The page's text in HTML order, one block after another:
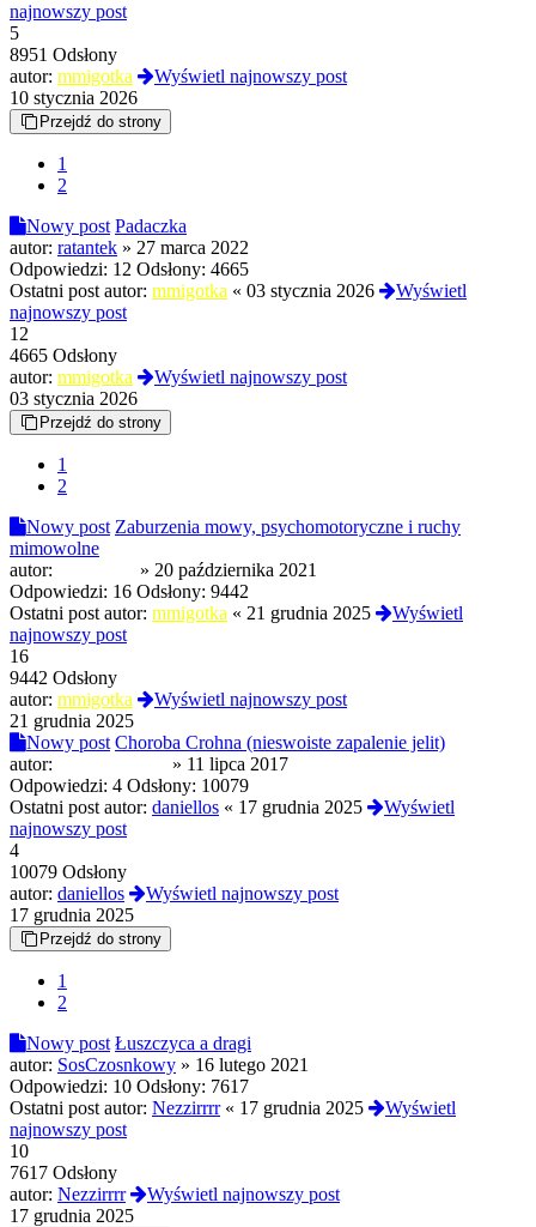
najnowszy post
5
8951 Odsłony
autor: mmigotka
Wyświetl najnowszy post
10 stycznia 2026
Przejdź do strony
1
2
Nowy post Padaczka
autor: ratantek » 27 marca 2022
Odpowiedzi: 12 Odsłony: 4665
Ostatni post autor: mmigotka « 03 stycznia 2026
Wyświetl
najnowszy post
12
4665 Odsłony
autor: mmigotka
Wyświetl najnowszy post
03 stycznia 2026
Przejdź do strony
1
2
Nowy post Zaburzenia mowy, psychomotoryczne i ruchy
mimowolne
autor:
» 20 października 2021
Odpowiedzi: 16 Odsłony: 9442
Ostatni post autor: mmigotka « 21 grudnia 2025
Wyświetl
najnowszy post
16
9442 Odsłony
autor: mmigotka
Wyświetl najnowszy post
21 grudnia 2025
Nowy post Choroba Crohna (nieswoiste zapalenie jelit)
autor:
» 11 lipca 2017
Odpowiedzi: 4 Odsłony: 10079
Ostatni post autor: daniellos « 17 grudnia 2025
Wyświetl
najnowszy post
4
10079 Odsłony
autor: daniellos
Wyświetl najnowszy post
17 grudnia 2025
Przejdź do strony
1
2
Nowy post Łuszczyca a dragi
autor: SosCzosnkowy » 16 lutego 2021
Odpowiedzi: 10 Odsłony: 7617
Ostatni post autor: Nezzirrrr« 17 grudnia 2025
Wyświetl
najnowszy post
10
7617 Odsłony
autor: Nezzirrrr
Wyświetl najnowszy post
17 grudnia 2025